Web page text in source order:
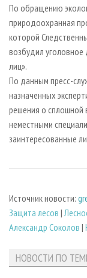
По обращению
природоохранная
которой
возбудил уголовное
лиц».
По данным пресс-
назначенных
решения о сплошной
неместными
заинтересованные
Источник новости:
Защита лесов |
Александр Соколов |
НОВОСТИ ПО